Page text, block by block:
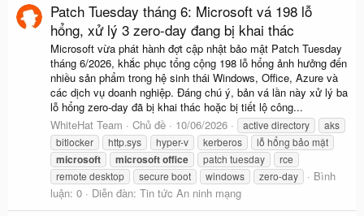
Patch Tuesday tháng 6: Microsoft vá 198 lỗ
hổng, xử lý 3 zero-day đang bị khai thác
Microsoft vừa phát hành đợt cập nhật bảo mật Patch Tuesday
tháng 6/2026, khắc phục tổng cộng 198 lỗ hổng ảnh hưởng đến
nhiều sản phẩm trong hệ sinh thái Windows, Office, Azure và
các dịch vụ doanh nghiệp. Đáng chú ý, bản vá lần này xử lý ba
lỗ hổng zero-day đã bị khai thác hoặc bị tiết lộ công...
WhiteHat Team
Chủ đề 10/06/2026 active directory
aks
bitlocker
http.sys hyper-v kerberos lỗ hổng bảo mật
microsoft microsoftoffice patch tuesday
rce
remote desktop
secure boot windows zero-day
Bình
luận: 0
Diễn đàn: Tin tức An ninh mạng